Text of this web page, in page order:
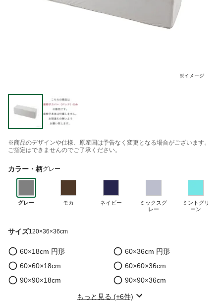
※商品のデザインや仕様、原産国は予告なく変更となる場合がございます。
ご指定はできませんのでご了承ください。
カラー・柄グレー
グレー モカ ネイビー
ミックスグ
レー
ミントグリ
ーン
サイズ120×36×36cm
60×18cm 円形
60×36cm 円形
60×60×18cm
60×60×36cm
90×90×18cm
90×90×36cm
もっと見る (+6件)